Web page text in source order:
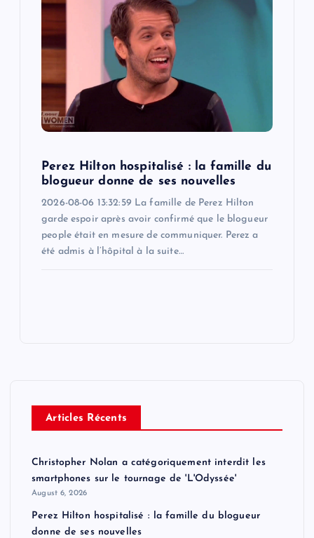
Perez Hilton hospitalisé : la famille du
blogueur donne de ses nouvelles
2026-08-06 13:32:59 La famille de Perez Hilton
garde espoir après avoir confirmé que le blogueur
people était en mesure de communiquer. Perez a
été admis à l’hôpital à la suite…
Articles Récents
Christopher Nolan a catégoriquement interdit les
smartphones sur le tournage de 'L'Odyssée'
August 6, 2026
Perez Hilton hospitalisé : la famille du blogueur
donne de ses nouvelles